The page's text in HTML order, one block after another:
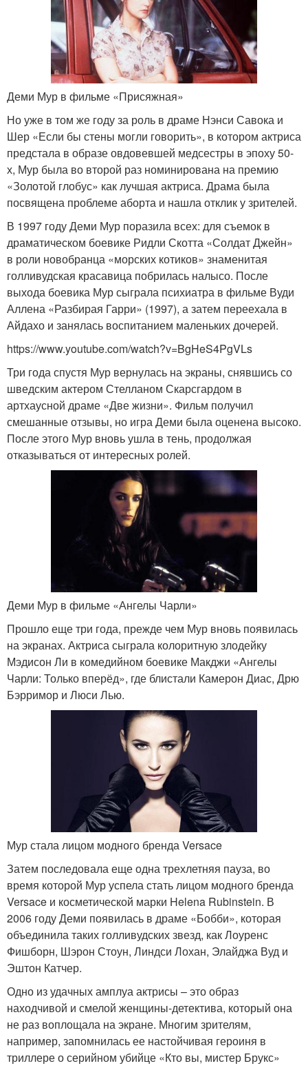
Деми Мур в фильме «Присяжная»
Но уже в том же году за роль в драме Нэнси Савока и
Шер «Если бы стены могли говорить», в котором актриса
предстала в образе овдовевшей медсестры в эпоху 50-
х, Мур была во второй раз номинирована на премию
«Золотой глобус» как лучшая актриса. Драма была
посвящена проблеме аборта и нашла отклик у зрителей.
В 1997 году Деми Мур поразила всех: для съемок в
драматическом боевике Ридли Скотта «Солдат Джейн»
в роли новобранца «морских котиков» знаменитая
голливудская красавица побрилась налысо. После
выхода боевика Мур сыграла психиатра в фильме Вуди
Аллена «Разбирая Гарри» (1997), а затем переехала в
Айдахо и занялась воспитанием маленьких дочерей.
https://www.youtube.com/watch?v=BgHeS4PgVLs
Три года спустя Мур вернулась на экраны, снявшись со
шведским актером Стелланом Скарсгардом в
артхаусной драме «Две жизни». Фильм получил
смешанные отзывы, но игра Деми была оценена высоко.
После этого Мур вновь ушла в тень, продолжая
отказываться от интересных ролей.
Деми Мур в фильме «Ангелы Чарли»
Прошло еще три года, прежде чем Мур вновь появилась
на экранах. Актриса сыграла колоритную злодейку
Мэдисон Ли в комедийном боевике Макджи «Ангелы
Чарли: Только вперёд», где блистали Камерон Диас, Дрю
Бэрримор и Люси Лью.
Мур стала лицом модного бренда Versace
Затем последовала еще одна трехлетняя пауза, во
время которой Мур успела стать лицом модного бренда
Versace и косметической марки Helena Rubinstein. В
2006 году Деми появилась в драме «Бобби», которая
объединила таких голливудских звезд, как Лоуренс
Фишборн, Шэрон Стоун, Линдси Лохан, Элайджа Вуд и
Эштон Катчер.
Одно из удачных амплуа актрисы – это образ
находчивой и смелой женщины-детектива, который она
не раз воплощала на экране. Многим зрителям,
например, запомнилась ее настойчивая героиня в
триллере о серийном убийце «Кто вы, мистер Брукс»